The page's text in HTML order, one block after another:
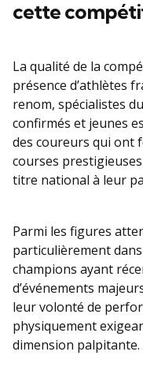
cette
La qualité de la
présence d’athlètes
renom, spécialistes
confirmés et jeunes
des coureurs qui ont
courses
titre national à leur
Parmi les figures
particulièrement
champions ayant
d’événements
leur volonté de
physiquement
dimension palpitante.